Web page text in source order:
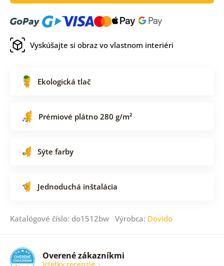
Vyskúšajte si obraz vo vlastnom interiéri
Ekologická tlač
Prémiové plátno 280 g/m²
Sýte farby
Jednoduchá inštalácia
Katalógové číslo: do1512bw Výrobca: Dovido
Overené zákazníkmi